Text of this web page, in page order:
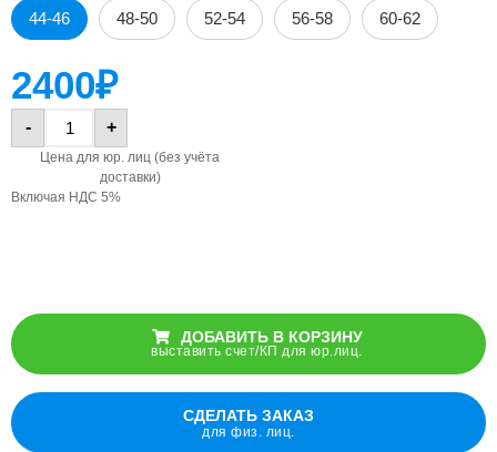
44-46 48-50 52-54 56-58 60-62
2400₽
- +
Цена для юр. лиц (без учёта
доставки)
Включая НДС 5%
ДОБАВИТЬ В КОРЗИНУ
выставить счет/КП для юр.лиц.
СДЕЛАТЬ ЗАКАЗ
для физ. лиц.